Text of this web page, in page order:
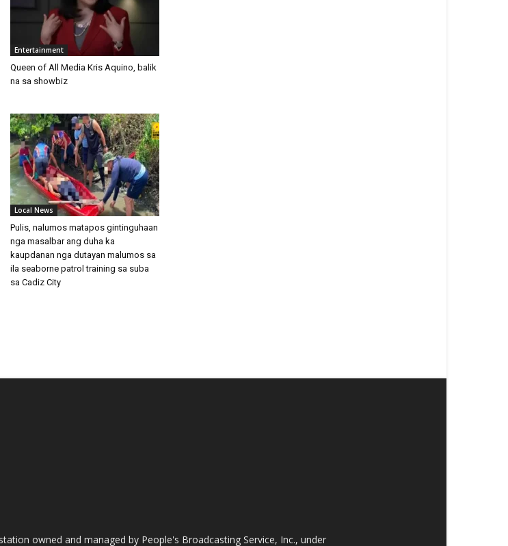
Entertainment
Queen of All Media Kris Aquino, balik
na sa showbiz
Local News
Pulis, nalumos matapos gintinguhaan
nga masalbar ang duha ka
kaupdanan nga dutayan malumos sa
ila seaborne patrol training sa suba
sa Cadiz City
owned and managed by People's Broadcasting Service, Inc., under